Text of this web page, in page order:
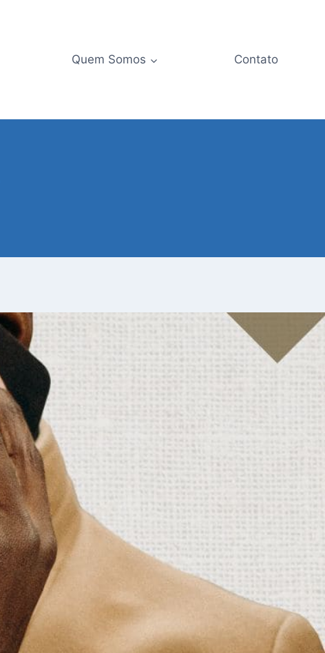
Quem Somos Contato